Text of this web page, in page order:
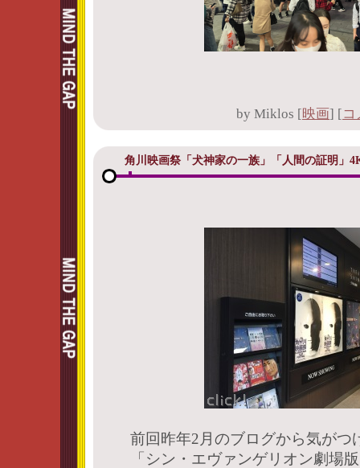
by Miklos [映画] [コ
角川映画祭「犬神家の一族」「人間の証明」
前回昨年2月のブログから気がつ
「シン・エヴァンゲリオン劇場